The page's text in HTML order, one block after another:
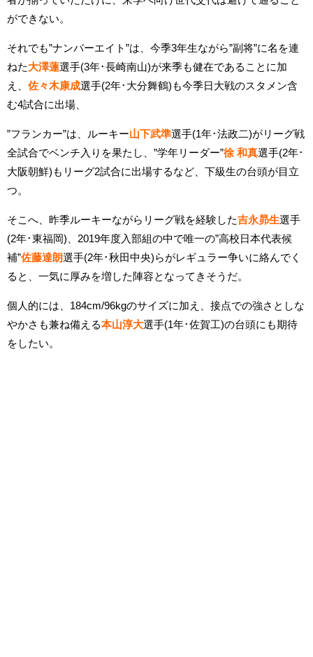
ができない。
それでも”ナンバーエイト”は、今季3年生ながら”副将”に名を連
ねた 大澤蓮選手(3年･長崎南山)が来季も健在であることに加
え、 佐々木康成選手(2年･大分舞鶴)も今季日大戦のスタメン含
む4試合に出場、
”フランカー”は、ルーキー山下武準選手(1年･法政二)がリーグ戦
全試合でベンチ入りを果たし、”学年リーダー”徐 和真選手(2年･
大阪朝鮮)もリーグ2試合に出場するなど、下級生の台頭が目立
つ。
そこへ、昨季ルーキーながらリーグ戦を経験した吉永昴生選手
(2年･東福岡)、2019年度入部組の中で唯一の”高校日本代表候
補”佐藤達朗選手(2年･秋田中央)らがレギュラー争いに絡んでく
ると、一気に厚みを増した陣容となってきそうだ。
個人的には、184cm/96kgのサイズに加え、接点での強さとしな
やかさも兼ね備える本山淳大選手(1年･佐賀工)の台頭にも期待
をしたい。